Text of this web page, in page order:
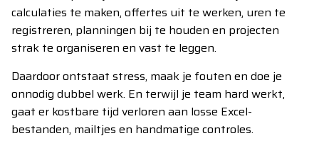
calculaties te maken, offertes uit te werken, uren te
registreren, planningen bij te houden en projecten
strak te organiseren en vast te leggen.
Daardoor ontstaat stress, maak je fouten en doe je
onnodig dubbel werk. En terwijl je team hard werkt,
gaat er kostbare tijd verloren aan losse Excel-
bestanden, mailtjes en handmatige controles.